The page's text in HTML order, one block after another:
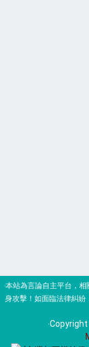
‧本站為言論自主平台，
身攻擊！如面臨法律糾